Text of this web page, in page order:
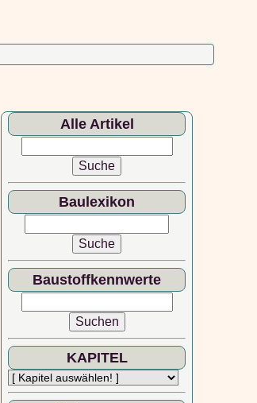
Alle Artikel
Baulexikon
Baustoffkennwerte
KAPITEL